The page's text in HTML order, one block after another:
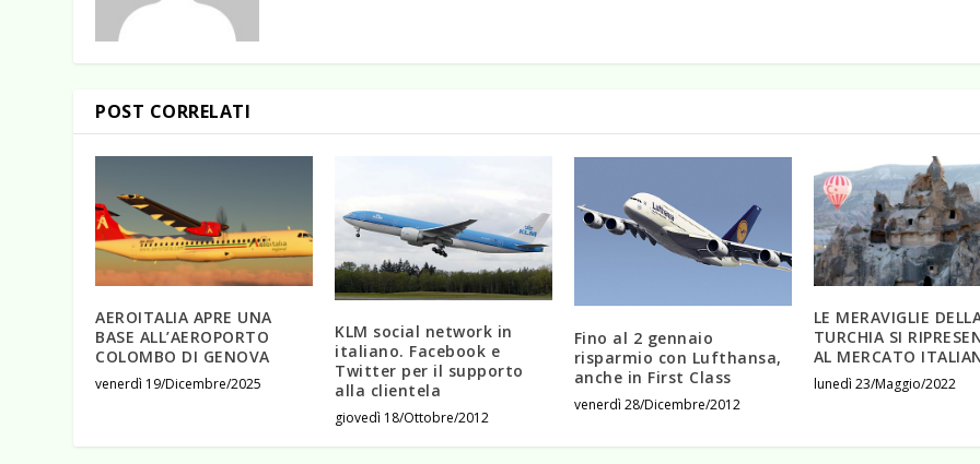
POST CORRELATI
AEROITALIA APRE UNA
BASE ALL’AEROPORTO
COLOMBO DI GENOVA
venerdì 19/Dicembre/2025
KLM social network in
italiano. Facebook e
Twitter per il supporto
alla clientela
giovedì 18/Ottobre/2012
Fino al 2 gennaio
risparmio con Lufthansa,
anche in First Class
venerdì 28/Dicembre/2012
LE MERAVIGLIE
TURCHIA SI
AL MERCATO
lunedì 23/Maggio/2022